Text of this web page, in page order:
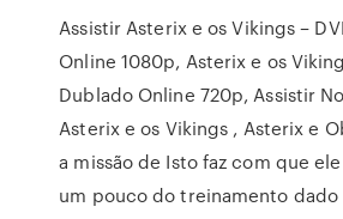
Assistir Asterix e os Vikings –
Online 1080p, Asterix e os
Dublado Online 720p, Assistir
Asterix e os Vikings , Asterix e
a missão de Isto faz com que
um pouco do treinamento dado